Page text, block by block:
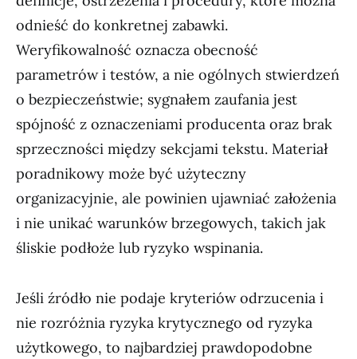
odnieść do konkretnej zabawki.
Weryfikowalność oznacza obecność
parametrów i testów, a nie ogólnych stwierdzeń
o bezpieczeństwie; sygnałem zaufania jest
spójność z oznaczeniami producenta oraz brak
sprzeczności między sekcjami tekstu. Materiał
poradnikowy może być użyteczny
organizacyjnie, ale powinien ujawniać założenia
i nie unikać warunków brzegowych, takich jak
śliskie podłoże lub ryzyko wspinania.
Jeśli źródło nie podaje kryteriów odrzucenia i
nie rozróżnia ryzyka krytycznego od ryzyka
użytkowego, to najbardziej prawdopodobne